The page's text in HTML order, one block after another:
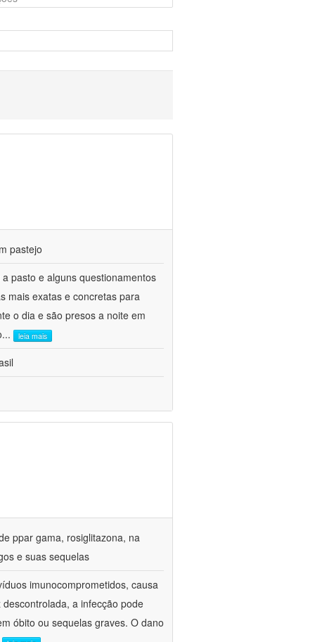
pastejo
pasto e alguns questionamentos
mais exatas e concretas para
o dia e são presos a noite em
... leia mais
ppar gama, rosiglitazona, na
e suas sequelas
imunocomprometidos, causa
a infecção pode
óbito ou sequelas graves. O dano